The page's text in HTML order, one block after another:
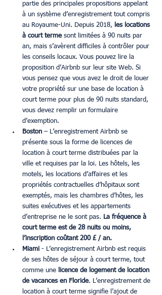
partie des principales propositions appelant
à un système d’enregistrement tout compris
au Royaume-Uni. Depuis 2018,
les locations
à court terme sont limitées à 90 nuits par
an, mais s’avèrent difficiles à contrôler pour
les conseils locaux. Vous pouvez lire la
proposition d’Airbnb sur leur site Web. Si
vous pensez que vous avez le droit de louer
votre propriété sur une base de location à
court terme pour plus de 90 nuits standard,
vous devez remplir un formulaire
d’exemption.
Boston – L’enregistrement Airbnb se
présente sous la forme de licences de
location à court terme distribuées par la
ville et requises par la loi. Les hôtels, les
motels, les locations d’affaires et les
propriétés contractuelles d’hôpitaux sont
exemptés, mais les chambres d’hôtes, les
suites exécutives et les appartements
d’entreprise ne le sont pas. La fréquence à
court terme est de 28 nuits ou moins,
l’inscription coûtant 200 £ / an.
Miami - L’enregistrement Airbnb est requis
de ses hôtes de séjour à court terme, tout
comme une
licence de logement de location
de vacances en Floride. L’enregistrement de
location à court terme signifie l’ajout de